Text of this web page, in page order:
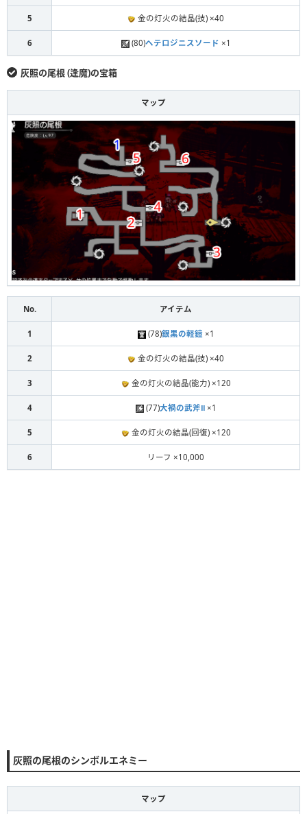
5 金の灯火の結晶(技) ×40
6 (80)ヘテロジニスソード ×1
灰照の尾根 (逢魔)の宝箱
マップ
No. アイテム
1 (78)銀黒の軽鎧×1
2 金の灯火の結晶(技) ×40
3 金の灯火の結晶(能力) ×120
4 (77)大禍の武斧Ⅱ×1
5 金の灯火の結晶(回復) ×120
6 リーフ ×10,000
灰照の尾根のシンボルエネミー
マップ